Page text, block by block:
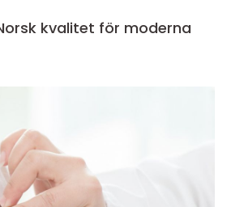
kvalitet för moderna